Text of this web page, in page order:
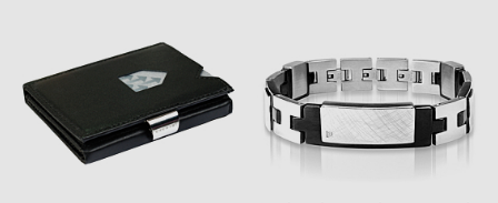
Vegansk skinn
Vegansk lær & glass
Vinglass